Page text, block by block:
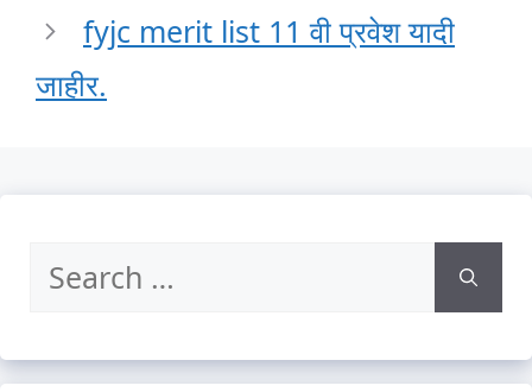
fyjc merit list 11 वी प्रवेश यादी
जाहीर.
Search